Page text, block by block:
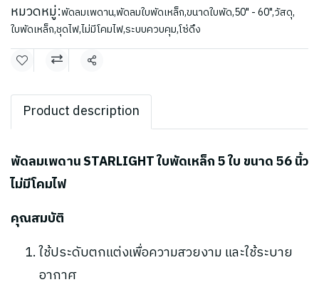
หมวดหมู่:พัดลมเพดาน,พัดลมใบพัดเหล็ก,ขนาดใบพัด,50" - 60",วัสดุ,
ใบพัดเหล็ก,ชุดไฟ,ไม่มีโคมไฟ,ระบบควบคุม,โซ่ดึง
แชร์
Product description
พัดลมเพดาน STARLIGHT ใบพัดเหล็ก 5 ใบ ขนาด 56 นิ้ว
ไม่มีโคมไฟ
คุณสมบัติ
ใช้ประดับตกแต่งเพื่อความสวยงาม และใช้ระบาย
อากาศ